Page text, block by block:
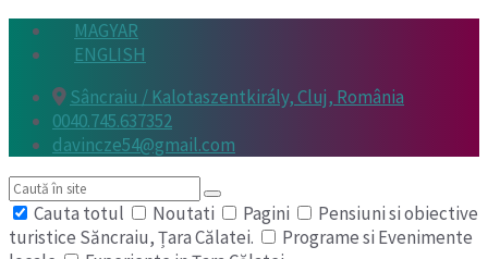
Skip
Skip
navigation
Skip
MAGYAR
ENGLISH
Sâncraiu / Kalotaszentkirály, Cluj, România
0040.745.637352
davincze54@gmail.com
Search
Cauta totul
Noutati Pagini
Pensiuni si obiective
turistice Săncraiu, Țara Călatei.
Programe si Evenimente